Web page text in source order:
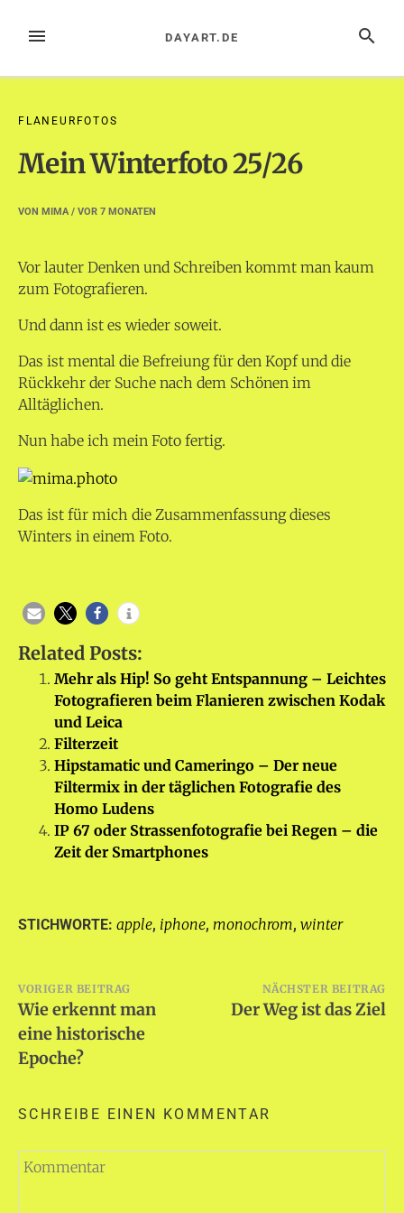
InhaltMENÜ SUCHE
DAYART.DE
FLANEURFOTOS
Mein Winterfoto 25/26
VON MIMA/ VOR 7 MONATEN
Vor lauter Denken und Schreiben kommt man kaum
zum Fotografieren.
Und dann ist es wieder soweit.
Das ist mental die Befreiung für den Kopf und die
Rückkehr der Suche nach dem Schönen im
Alltäglichen.
Nun habe ich mein Foto fertig.
Das ist für mich die Zusammenfassung dieses
Winters in einem Foto.
Related Posts:
Mehr als Hip! So geht Entspannung – Leichtes
Fotografieren beim Flanieren zwischen Kodak
und Leica
Filterzeit
Hipstamatic und Cameringo – Der neue
Filtermix in der täglichen Fotografie des
Homo Ludens
IP 67 oder Strassenfotografie bei Regen – die
Zeit der Smartphones
STICHWORTE: apple, iphone, monochrom, winter
Beitragsnavigation
VORIGER BEITRAG
Wie erkennt man
eine historische
Epoche?
NÄCHSTER BEITRAG
Der Weg ist das Ziel
SCHREIBE EINEN KOMMENTAR